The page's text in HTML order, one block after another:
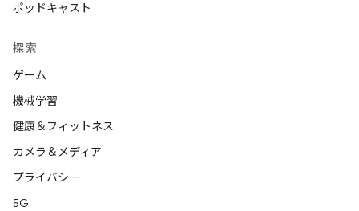
ポッドキャスト
探索
ゲーム
機械学習
健康＆フィットネス
カメラ＆メディア
プライバシー
5G